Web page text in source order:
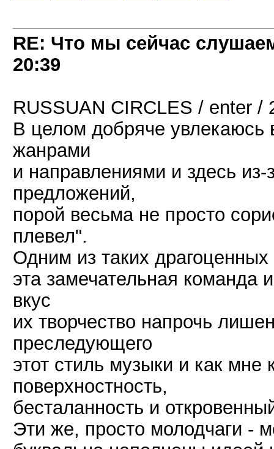
RE: Что мы сейчас
20:39
RUSSUAN CIRCLES / enter /
В целом добряче
жанрами
и направлениями и здесь
предложений,
порой весьма не просто
плевел".
Одним из таких
эта замечательная команда
вкус
их творчество напрочь
преследующего
этот стиль музыки и как мне
поверхностность,
бесталанность и
Эти же, просто молодчаги -